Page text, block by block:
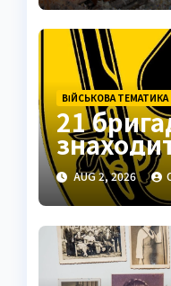
ВІЙСЬКОВА ТЕМАТИКА
21
AUG 2, 2026